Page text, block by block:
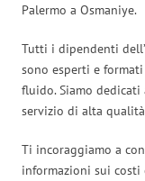
Palermo a Osmaniye.
Tutti i dipendenti
sono esperti e
fluido. Siamo
servizio di alta
Ti incoraggiamo a
informazioni sui costi